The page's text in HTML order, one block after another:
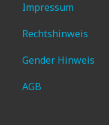
Impressum
Rechtshinweis
Gender Hinweis
AGB